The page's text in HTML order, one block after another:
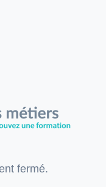
fermé.